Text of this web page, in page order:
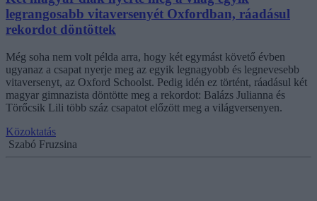
legrangosabb vitaversenyét Oxfordban, ráadásul
rekordot döntöttek
Még soha nem volt példa arra, hogy két egymást követő évben
ugyanaz a csapat nyerje meg az egyik legnagyobb és legnevesebb
vitaversenyt, az Oxford Schoolst. Pedig idén ez történt, ráadásul két
magyar gimnazista döntötte meg a rekordot: Balázs Julianna és
Törőcsik Lili több száz csapatot előzött meg a világversenyen.
Közoktatás
Szabó Fruzsina